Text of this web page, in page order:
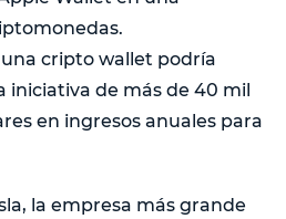
cripto wallet podría
iniciativa de más de 40 mil
en ingresos anuales para
la empresa más grande